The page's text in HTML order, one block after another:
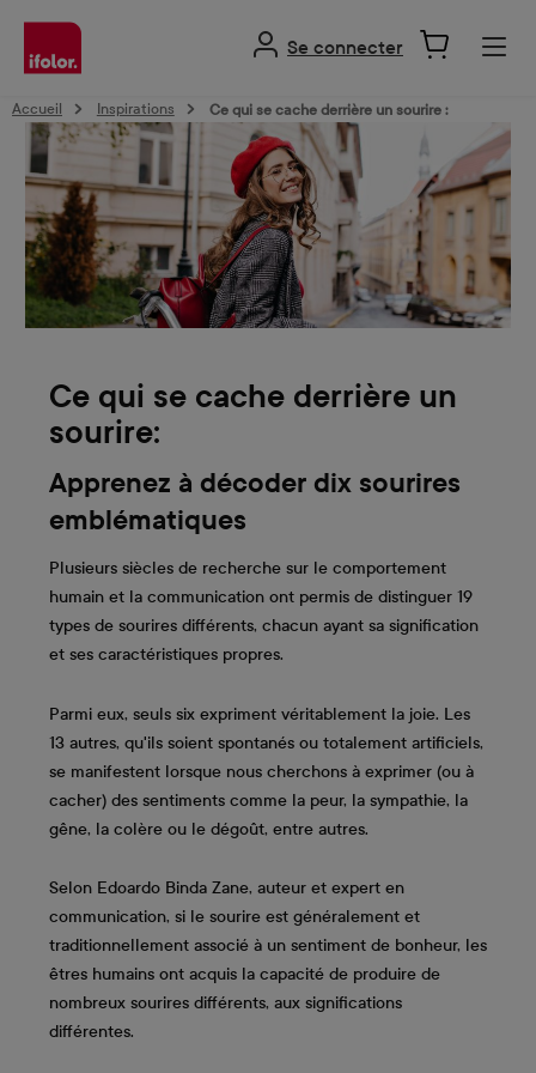
principal
Se connecter
Accueil Inspirations Ce qui se cache derrière un sourire :
Ce qui se cache derrière un
sourire:
Apprenez à décoder dix sourires
emblématiques
Plusieurs siècles de recherche sur le comportement
humain et la communication ont permis de distinguer 19
types de sourires différents, chacun ayant sa signification
et ses caractéristiques propres.
Parmi eux, seuls six expriment véritablement la joie. Les
13 autres, qu'ils soient spontanés ou totalement artificiels,
se manifestent lorsque nous cherchons à exprimer (ou à
cacher) des sentiments comme la peur, la sympathie, la
gêne, la colère ou le dégoût, entre autres.
Selon Edoardo Binda Zane, auteur et expert en
communication, si le sourire est généralement et
traditionnellement associé à un sentiment de bonheur, les
êtres humains ont acquis la capacité de produire de
nombreux sourires différents, aux significations
différentes.